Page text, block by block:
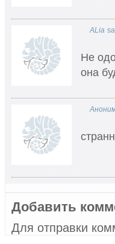
ALia
Не
она
Добавить
Для отправки